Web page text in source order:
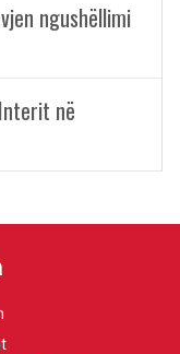
ngushëllimi
në